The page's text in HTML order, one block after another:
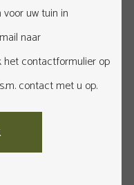
uw tuin in
naar
het contactformulier op
contact met u op.